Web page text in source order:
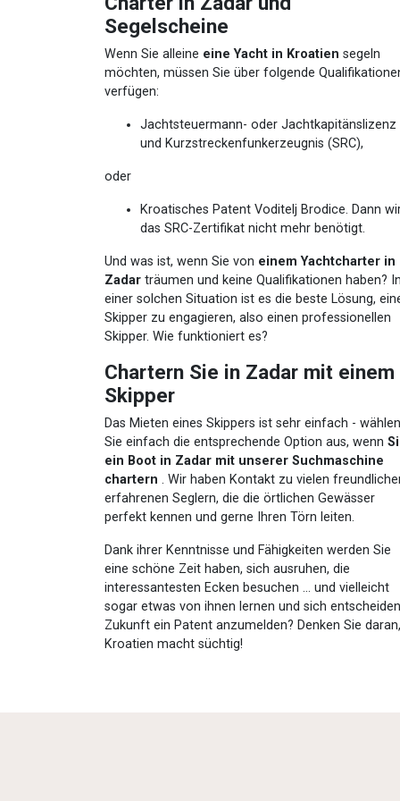
Segelscheine
Wenn Sie alleine eine Yacht in Kroatien segeln
möchten, müssen Sie über folgende
verfügen:
Jachtsteuermann- oder Jachtkapitänslizenz
und Kurzstreckenfunkerzeugnis (SRC),
oder
Kroatisches Patent Voditelj Brodice. Dann
das SRC-Zertifikat nicht mehr benötigt.
Und was ist, wenn Sie von einem Yachtcharter in
Zadar träumen und keine Qualifikationen haben? In
einer solchen Situation ist es die beste Lösung,
Skipper zu engagieren, also einen professionellen
Skipper. Wie funktioniert es?
Chartern Sie in Zadar mit einem
Skipper
Das Mieten eines Skippers ist sehr einfach - wählen
Sie einfach die entsprechende Option aus, wenn
ein Boot in Zadar mit unserer Suchmaschine
chartern . Wir haben Kontakt zu vielen
erfahrenen Seglern, die die örtlichen Gewässer
perfekt kennen und gerne Ihren Törn leiten.
Dank ihrer Kenntnisse und Fähigkeiten werden Sie
eine schöne Zeit haben, sich ausruhen, die
interessantesten Ecken besuchen ... und vielleicht
sogar etwas von ihnen lernen und sich
Zukunft ein Patent anzumelden? Denken Sie daran,
Kroatien macht süchtig!